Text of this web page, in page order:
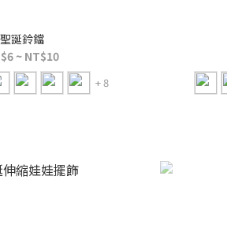
聖誕鈴鐺
~ NT$10
+ 8